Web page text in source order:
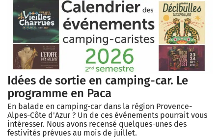
Idées de sortie en camping-car. Le
programme en Paca
En balade en camping-car dans la région Provence-
Alpes-Côte d'Azur ? Un de ces événements pourrait vous
intéresser. Nous avons recensé quelques-unes des
festivités prévues au mois de juillet.